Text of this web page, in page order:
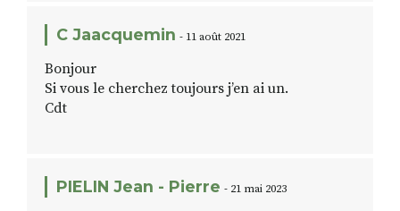
C Jaacquemin - 11 août 2021
Bonjour
Si vous le cherchez toujours j’en ai un.
Cdt
PIELIN Jean - Pierre - 21 mai 2023